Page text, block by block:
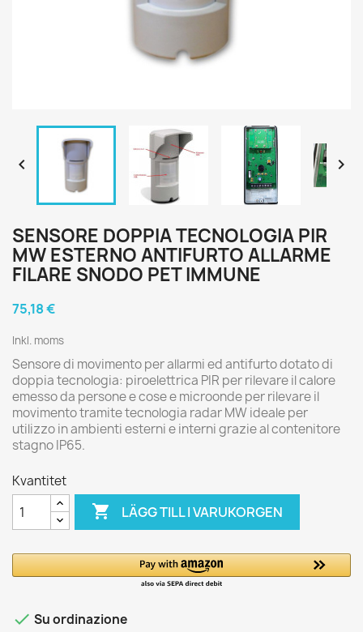
 
SENSORE DOPPIA TECNOLOGIA PIR
MW ESTERNO ANTIFURTO ALLARME
FILARE SNODO PET IMMUNE
75,18 €
Inkl. moms
Sensore di movimento per allarmi ed antifurto dotato di
doppia tecnologia: piroelettrica PIR per rilevare il calore
emesso da persone e cose e microonde per rilevare il
movimento tramite tecnologia radar MW ideale per
utilizzo in ambienti esterni e interni grazie al contenitore
stagno IP65.
Kvantitet
 LÄGG TILL I VARUKORGEN
 Su ordinazione